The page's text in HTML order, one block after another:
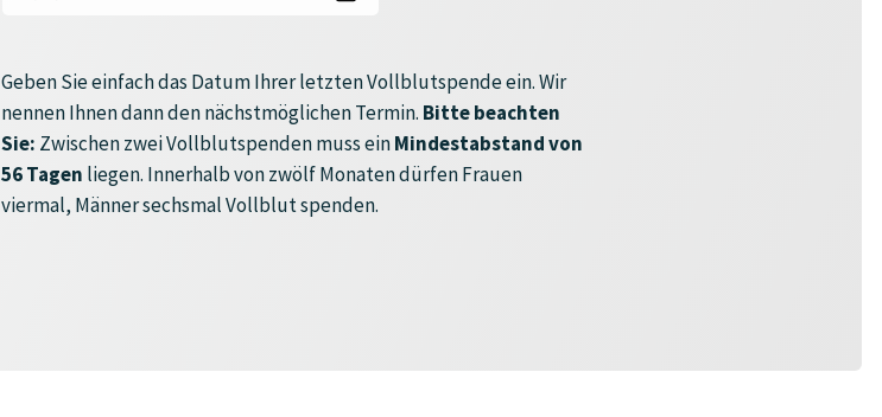
Geben Sie einfach das Datum Ihrer letzten Vollblutspende ein. Wir
nennen Ihnen dann den nächstmöglichen Termin. Bitte beachten
Sie: Zwischen zwei Vollblutspenden muss einMindestabstand von
56 Tagen liegen. Innerhalb von zwölf Monaten dürfen Frauen
viermal, Männer sechsmal Vollblut spenden.